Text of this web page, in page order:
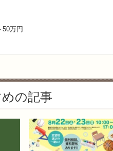
50万円
の記事